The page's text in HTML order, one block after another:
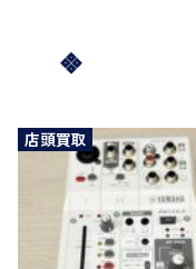
店頭買取